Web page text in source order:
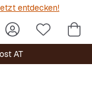
entdecken!
AT